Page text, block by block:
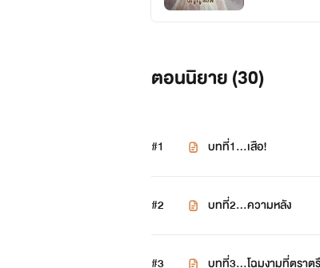
ตอนนิยาย (30)
#1 บทที่1...เสือ!
#2 บทที่2...ความหลัง
#3 บทที่3...โฉมงามที่ตราต